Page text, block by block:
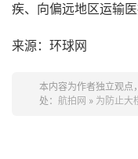
疾、向偏远地区运输医
来源：环球网
本内容为作者独立观点
处： 航拍网 » 为防止大